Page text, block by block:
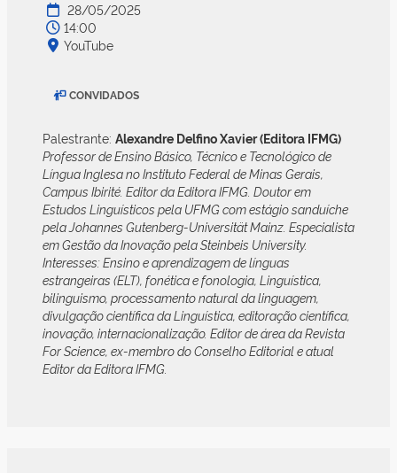
28/05/2025
14:00
YouTube
CONVIDADOS
Palestrante: Alexandre Delfino Xavier (Editora IFMG)
Professor de Ensino Básico, Técnico e Tecnológico de
Língua Inglesa no Instituto Federal de Minas Gerais,
Campus Ibirité. Editor da Editora IFMG. Doutor em
Estudos Linguísticos pela UFMG com estágio sanduíche
pela Johannes Gutenberg-Universität Mainz. Especialista
em Gestão da Inovação pela Steinbeis University.
Interesses: Ensino e aprendizagem de línguas
estrangeiras (ELT), fonética e fonologia, Linguística,
bilinguismo, processamento natural da linguagem,
divulgação científica da Linguística, editoração científica,
inovação, internacionalização. Editor de área da Revista
For Science, ex-membro do Conselho Editorial e atual
Editor da Editora IFMG.